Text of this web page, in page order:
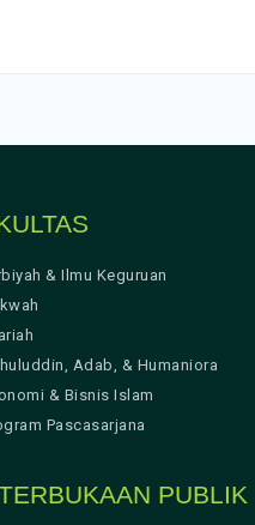
& Ilmu Keguruan
Adab, & Humaniora
& Bisnis Islam
Pascasarjana
PUBLIK